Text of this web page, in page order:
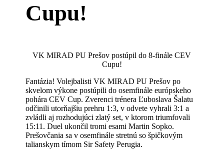
Cupu!
VK MIRAD PU Prešov postúpil do 8-finále CEV
Cupu!
Fantázia! Volejbalisti VK MIRAD PU Prešov po
skvelom výkone postúpili do osemfinále európskeho
pohára CEV Cup. Zverenci trénera Ľuboslava Šalatu
odčinili utorňajšiu prehru 1:3, v odvete vyhrali 3:1 a
zvládli aj rozhodujúci zlatý set, v ktorom triumfovali
15:11. Duel ukončil tromi esami Martin Sopko.
Prešovčania sa v osemfinále stretnú so špičkovým
talianskym tímom Sir Safety Perugia.